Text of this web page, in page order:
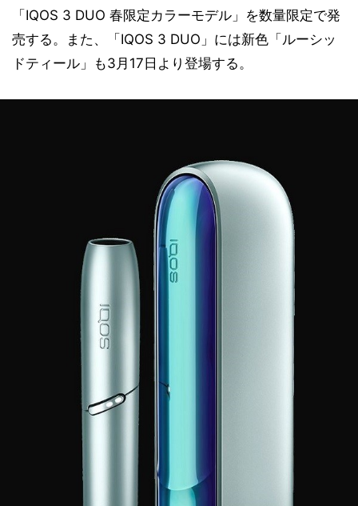
「IQOS 3 DUO 春限定カラーモデル」を数量限定で発
売する。また、「IQOS 3 DUO」には新色「ルーシッ
ドティール」も3月17日より登場する。